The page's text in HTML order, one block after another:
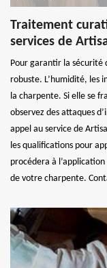
Traitement
services de
Pour garantir la
robuste. L’humidité, les
la charpente. Si elle se
observez des attaques
appel au service de
les qualifications pour
procédera à
de votre charpente.